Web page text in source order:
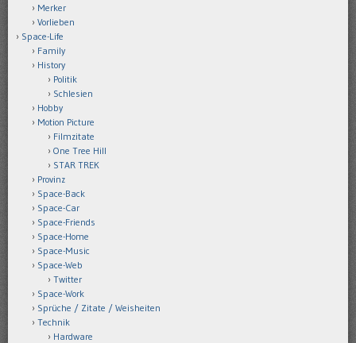
Merker
Vorlieben
Space-Life
Family
History
Politik
Schlesien
Hobby
Motion Picture
Filmzitate
One Tree Hill
STAR TREK
Provinz
Space-Back
Space-Car
Space-Friends
Space-Home
Space-Music
Space-Web
Twitter
Space-Work
Sprüche / Zitate / Weisheiten
Technik
Hardware